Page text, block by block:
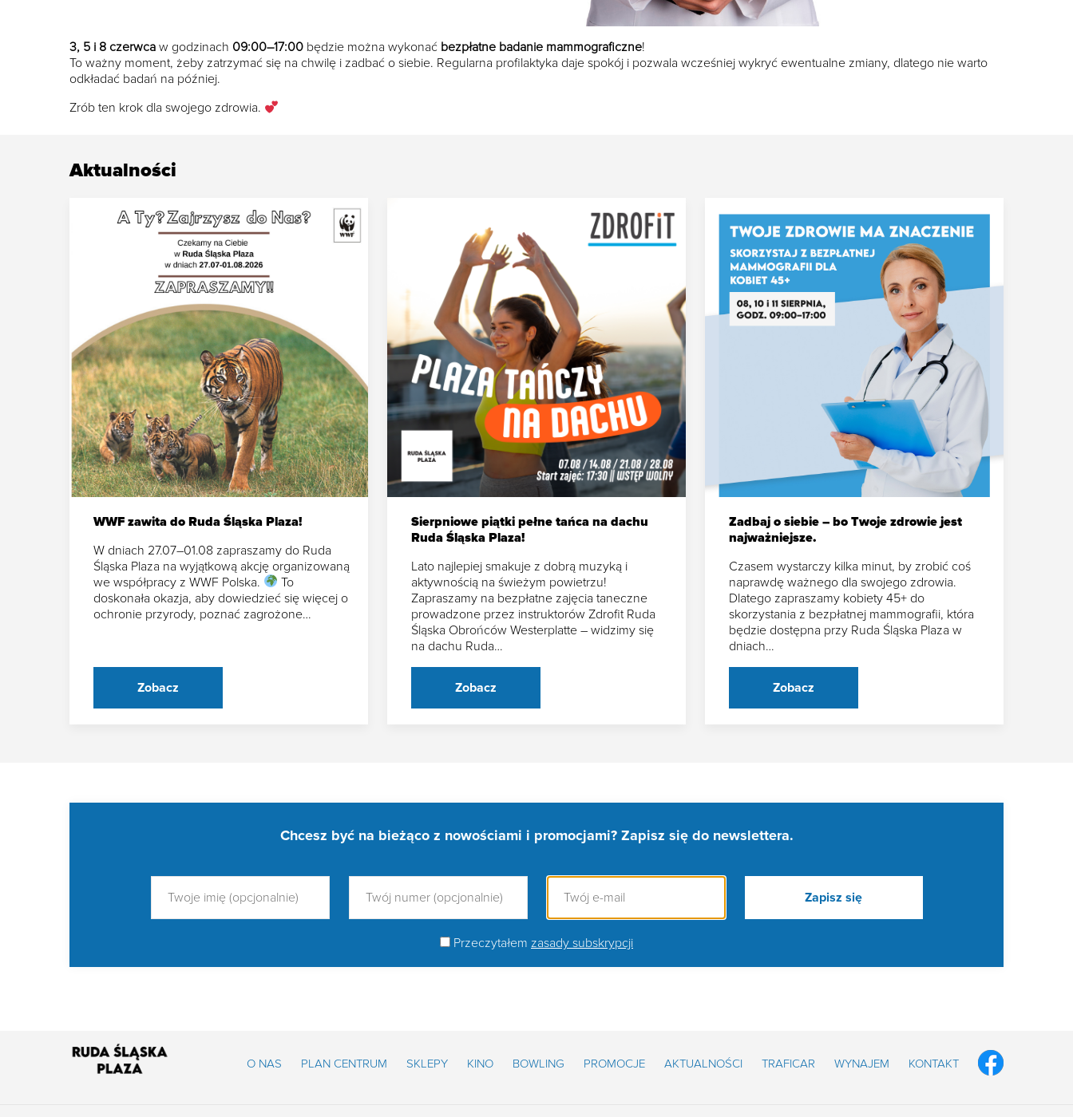
3, 5 i 8 czerwca w godzinach 09:00–17:00 będzie można wykonać bezpłatne badanie mammograficzne!
To ważny moment, żeby zatrzymać się na chwilę i zadbać o siebie. Regularna profilaktyka daje spokój i pozwala wcześniej wykryć ewentualne zmiany, dlatego nie warto
odkładać badań na później.
Zrób ten krok dla swojego zdrowia.
Aktualności
WWF zawita do Ruda Śląska Plaza!
W dniach 27.07–01.08 zapraszamy do Ruda
Śląska Plaza na wyjątkową akcję organizowaną
we współpracy z WWF Polska.
To
doskonała okazja, aby dowiedzieć się więcej o
ochronie przyrody, poznać zagrożone…
Zobacz
Sierpniowe piątki pełne tańca na dachu
Ruda Śląska Plaza!
Lato najlepiej smakuje z dobrą muzyką i
aktywnością na świeżym powietrzu!
Zapraszamy na bezpłatne zajęcia taneczne
prowadzone przez instruktorów Zdrofit Ruda
Śląska Obrońców Westerplatte – widzimy się
na dachu Ruda…
Zobacz
Zadbaj o siebie – bo Twoje zdrowie jest
najważniejsze.
Czasem wystarczy kilka minut, by zrobić coś
naprawdę ważnego dla swojego zdrowia.
Dlatego zapraszamy kobiety 45+ do
skorzystania z bezpłatnej mammografii, która
będzie dostępna przy Ruda Śląska Plaza w
dniach…
Zobacz
Chcesz być na bieżąco z nowościami i promocjami? Zapisz się do newslettera.
Przeczytałem zasady subskrypcji
O NAS PLAN CENTRUM SKLEPY KINO BOWLING PROMOCJE AKTUALNOŚCI TRAFICAR WYNAJEM KONTAKT